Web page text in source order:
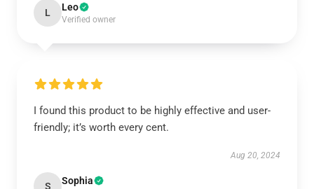
L Leo
Verified owner
I found this product to be highly effective and user-
friendly; it’s worth every cent.
Aug 20, 2024
S Sophia